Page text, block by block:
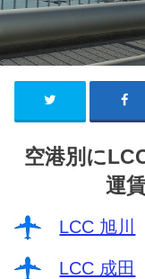
空港別に
運
LCC 旭川
LCC 成田